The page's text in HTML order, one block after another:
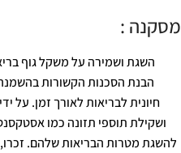
מסקנה :
השגת ושמירה על משקל גוף
הבנת הסכנות הקשורות
חיונית לבריאות לאורך זמן. על
ושקילת תוספי תזונה כמו
להשגת מטרות הבריאות שלהם. זכרו,